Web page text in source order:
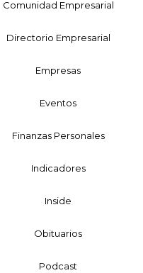
Comunidad Empresarial
Directorio Empresarial
Empresas
Eventos
Finanzas Personales
Indicadores
Inside
Obituarios
Podcast